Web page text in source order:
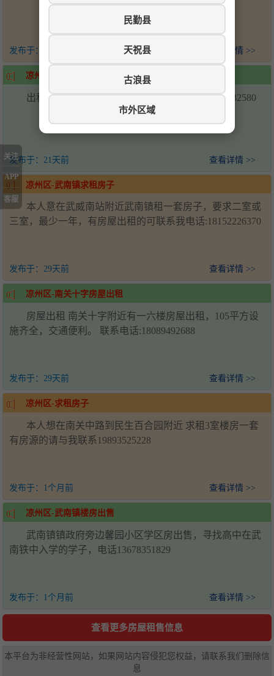
民勤县
天祝县
古浪县
市外区域
发布于： 查看详情 >>
凉州区-武南镇阳光一区楼房出租
出租武南镇阳光一区二楼楼房，联系电话19968532580
发布于： 21天前 查看详情 >>
凉州区-武南镇求租房子
本人意在武威南站附近武南镇租一套房子，要求二室或
三室，最少一年，有房屋出租的可联系我电话:18152226370
发布于： 29天前 查看详情 >>
凉州区-南关十字房屋出租
房屋出租 南关十字附近有一六楼房屋出租，105平方设
施齐全，交通便利。 联系电话:18089492688
发布于： 29天前 查看详情 >>
凉州区-求租房子
本人想在南关中路到民生百合园附近 求租3室楼房一套
有房源的请与我联系19893525228
发布于： 1个月前 查看详情 >>
凉州区-武南镇楼房出售
武南镇镇政府旁边馨园小区学区房出售，寻找高中在武
南铁中入学的学子，电话13678351829
发布于： 1个月前 查看详情 >>
查看更多房屋租售信息
本平台为非经营性网站，如果网站内容侵犯您权益，请联系我们删除信
息
关注
APP
客服